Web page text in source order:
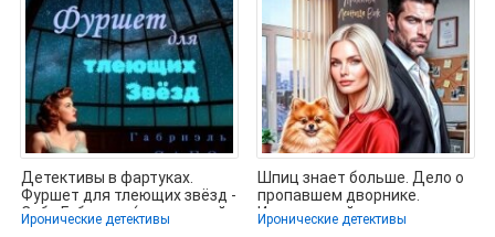
Детективы в фартуках.
Фуршет для тлеющих звёзд -
Сабо Габриэль (книги онлайн
Иронические детективы
Шпиц знает больше. Дело о
пропавшем дворнике.
Иронический детектив -
Архипова
Иронические детективы